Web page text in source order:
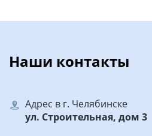
Наши контакты
Адрес в г. Челябинске
ул. Строительная, дом 3